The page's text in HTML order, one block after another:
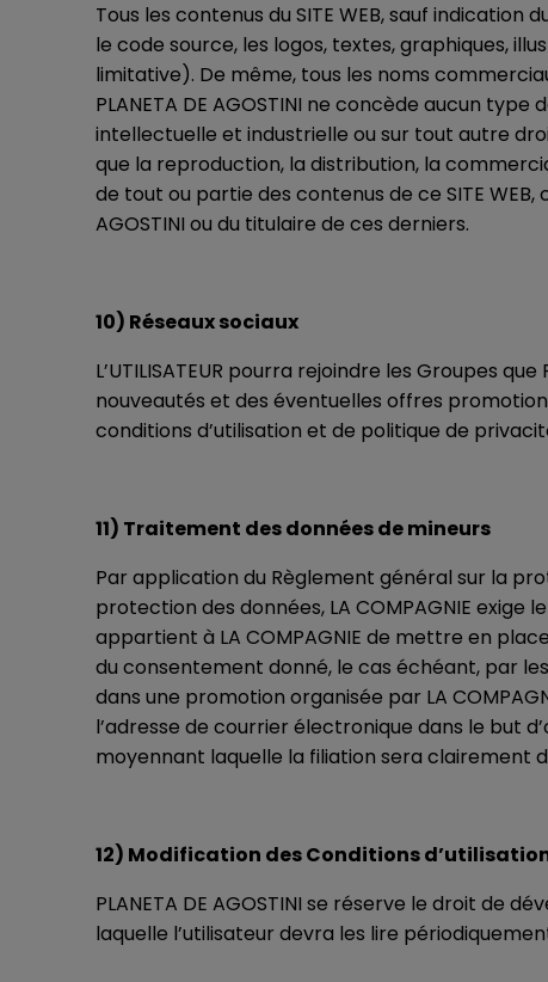
Tous les contenus du SITE WEB, sauf indication
le code source, les logos, textes, graphiques,
limitative). De même, tous les noms
PLANETA DE AGOSTINI ne concède aucun
intellectuelle et industrielle ou sur tout autre
que la reproduction, la distribution, la
de tout ou partie des contenus de ce SITE
AGOSTINI ou du titulaire de ces derniers.
10) Réseaux sociaux
L’UTILISATEUR pourra rejoindre les Groupes
nouveautés et des éventuelles offres
conditions d’utilisation et de politique de
11) Traitement des données de mineurs
Par application du Règlement général sur la
protection des données, LA COMPAGNIE
appartient à LA COMPAGNIE de mettre en
du consentement donné, le cas échéant, par
dans une promotion organisée par LA
l’adresse de courrier électronique dans le but
moyennant laquelle la filiation sera clairement
12) Modification des Conditions
PLANETA DE AGOSTINI se réserve le droit de
laquelle l’utilisateur devra les lire